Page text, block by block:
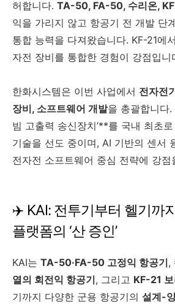
허합니다. TA-50, FA-50, 수리온,
익을 가리지 않고 항공기 전 개발 단
통합 능력을 다져왔습니다. KF-21에
자전 장비를 통합한 경험이 강점입니
한화시스템은 이번 사업에서 전자전
장비, 소프트웨어 개발을 총괄합니다.
빔 고출력 송신장치’**를 국내 최초
기술을 선도 중이며, AI 기반의 센서
전자전 소프트웨어 중심 전략에 강점
✈️ KAI: 전투기부터 헬기까
플랫폼의 ‘산 증인’
KAI는 TA-50·FA-50 고정익 항공기,
열의 회전익 항공기, 그리고 KF-21
기까지 다양한 군용 항공기의 설계-